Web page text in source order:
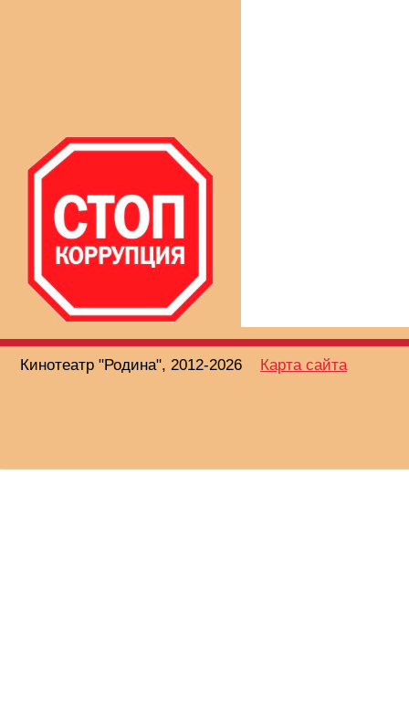
Кинотеатр "Родина", 2012-2026 Карта сайта